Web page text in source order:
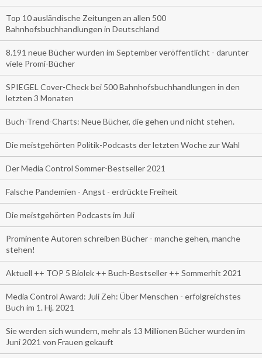
Top 10 ausländische Zeitungen an allen 500
Bahnhofsbuchhandlungen in Deutschland
8.191 neue Bücher wurden im September veröffentlicht - darunter
viele Promi-Bücher
SPIEGEL Cover-Check bei 500 Bahnhofsbuchhandlungen in den
letzten 3 Monaten
Buch-Trend-Charts: Neue Bücher, die gehen und nicht stehen.
Die meistgehörten Politik-Podcasts der letzten Woche zur Wahl
Der Media Control Sommer-Bestseller 2021
Falsche Pandemien - Angst - erdrückte Freiheit
Die meistgehörten Podcasts im Juli
Prominente Autoren schreiben Bücher - manche gehen, manche
stehen!
Aktuell ++ TOP 5 Biolek ++ Buch-Bestseller ++ Sommerhit 2021
Media Control Award: Juli Zeh: Über Menschen - erfolgreichstes
Buch im 1. Hj. 2021
Sie werden sich wundern, mehr als 13 Millionen Bücher wurden im
Juni 2021 von Frauen gekauft